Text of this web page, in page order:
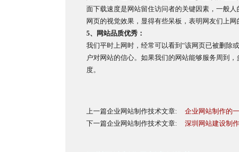
面下载速度是网站留住访问者的关键因素，一般
网页的视觉效果，显得有些呆板，表明网友们上网
5、网站品质优秀：
我们平时上网时，经常可以看到“该网页已被删除
户对网站的信心。如果我们的网站能够服务周到
度。
上一篇企业网站制作技术文章: 企业网站制作的
下一篇企业网站制作技术文章: 深圳网站建设制